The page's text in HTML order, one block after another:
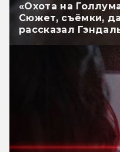
«Охота на
Сюжет, съёмки,
рассказал